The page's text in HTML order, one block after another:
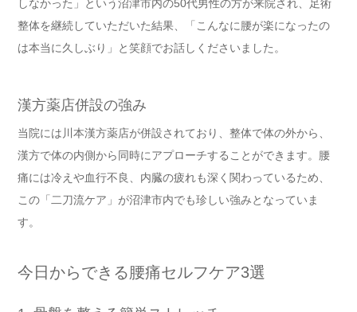
しなかった」という沼津市内の50代男性の方が来院され、足術
整体を継続していただいた結果、「こんなに腰が楽になったの
は本当に久しぶり」と笑顔でお話しくださいました。
漢方薬店併設の強み
当院には川本漢方薬店が併設されており、整体で体の外から、
漢方で体の内側から同時にアプローチすることができます。腰
痛には冷えや血行不良、内臓の疲れも深く関わっているため、
この「二刀流ケア」が沼津市内でも珍しい強みとなっていま
す。
今日からできる腰痛セルフケア3選